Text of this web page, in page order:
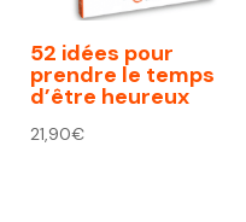
52 idées pour
prendre le temps
d’être heureux
21,90€